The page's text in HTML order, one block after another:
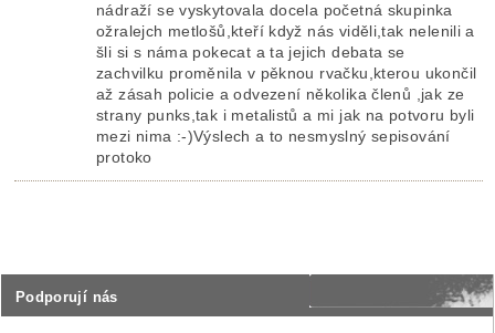
Podporují nás
nádraží se vyskytovala docela početná skupinka
ožralejch metlošů,kteří když nás viděli,tak nelenili a
šli si s náma pokecat a ta jejich debata se
zachvilku proměnila v pěknou rvačku,kterou ukončil
až zásah policie a odvezení několika členů ,jak ze
strany punks,tak i metalistů a mi jak na potvoru byli
mezi nima :-)Výslech a to nesmyslný sepisování
protoko